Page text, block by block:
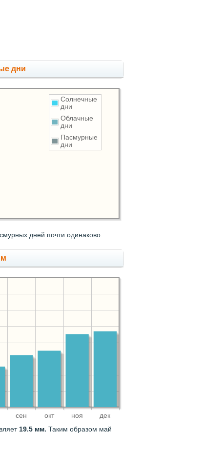
дни
Солнечные
дни
Облачные
дни
Пасмурные
дни
дней почти одинаково.
сен окт ноя дек
19.5 мм. Таким образом май